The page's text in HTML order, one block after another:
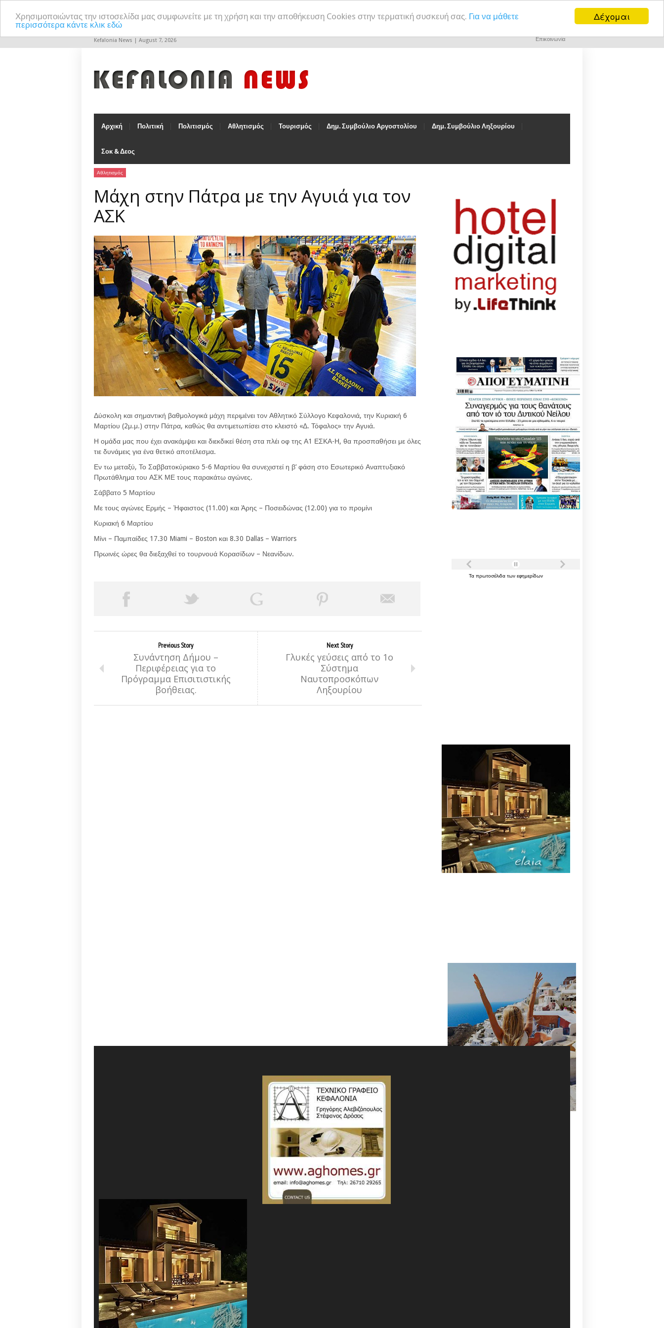
Δέχομαι
Χρησιμοποιώντας την ιστοσελίδα μας συμφωνείτε με τη χρήση και την αποθήκευση Cookies στην τερματική συσκευή σας. Για να μάθετε
περισσότερα κάντε κλικ εδώ
Kefalonia News | August 7, 2026 Επικοινωνία
Αρχική Πολιτική Πολιτισμός Αθλητισμός Τουρισμός Δημ. Συμβούλιο Αργοστολίου Δημ. Συμβούλιο Ληξουρίου
Σοκ & Δεος
Αθλητισμός
Μάχη στην Πάτρα με την Αγυιά για τον
ΑΣΚ
Δύσκολη και σημαντική βαθμολογικά μάχη περιμένει τον Αθλητικό Σύλλογο Κεφαλονιά, την Κυριακή 6
Μαρτίου (2μ.μ.) στην Πάτρα, καθώς θα αντιμετωπίσει στο κλειστό «Δ. Τόφαλος» την Αγυιά.
Η ομάδα μας που έχει ανακάμψει και διεκδικεί θέση στα πλέι οφ της Α1 ΕΣΚΑ-Η, θα προσπαθήσει με όλες
τιε δυνάμεις για ένα θετικό αποτέλεσμα.
Εν τω μεταξύ, Το Σαββατοκύριακο 5-6 Μαρτίου θα συνεχιστεί η β’ φάση στο Εσωτερικό Αναπτυξιακό
Πρωτάθλημα του ΑΣΚ ΜΕ τους παρακάτω αγώνες.
Σάββατο 5 Μαρτίου
Με τους αγώνες Ερμής – Ήφαιστος (11.00) και Άρης – Ποσειδώνας (12.00) για το προμίνι
Κυριακή 6 Μαρτίου
Μίνι – Παμπαίδες 17.30 Miami – Boston και 8.30 Dallas – Warriors
Πρωινές ώρες θα διεξαχθεί το τουρνουά Κορασίδων – Νεανίδων.
Previous Story
Συνάντηση Δήμου –
Περιφέρειας για το
Πρόγραμμα Επισιτιστικής
βοήθειας.
Next Story
Γλυκές γεύσεις από το 1ο
Σύστημα
Ναυτοπροσκόπων
Ληξουρίου
Τα πρωτοσέλιδα των εφημερίδων